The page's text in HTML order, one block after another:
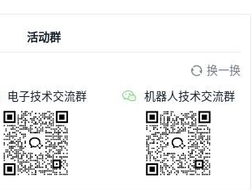
活动群
换一换
电子技术交流群 机器人技术交流群